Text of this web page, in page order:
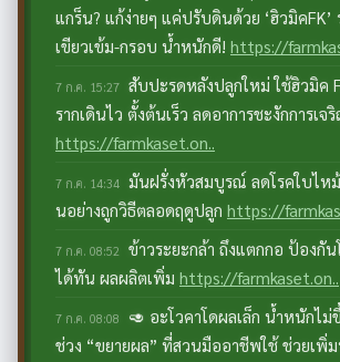
แกร็น? แก้ง่ายๆ แค่ปรับดินด้วย ‘ฮิวมิคFK’
เขียวเข้ม-กรอบ น้ำหนักดี! https://
7 ก.ค. 15:27 สับปะรดหลังปลูกใหม่ ใช้ฮิวมิค
รากเดินไว ตั้งต้นเร็ว ลดอาการชะงักการเจ
https://farmkaset.on..
7 ก.ค. 14:34 มันฝรั่งหัวสมบูรณ์ ลดโรคใบไห
นอย่างถูกวิธีตลอดฤดูปลูก https://
7 ก.ค. 08:52 ข้าวระยะกล้า ถึงแตกกอ ป้องกัน
ได้ทัน ผลผลิตเพิ่ม https://farmkaset.on..
7 ก.ค. 08:08
🥑 อะโวคาโดผลเล็ก น้ำหนักไ
ช่วง “ขยายผล” ที่สวนมืออาชีพใช้ ช่วยเพิ่